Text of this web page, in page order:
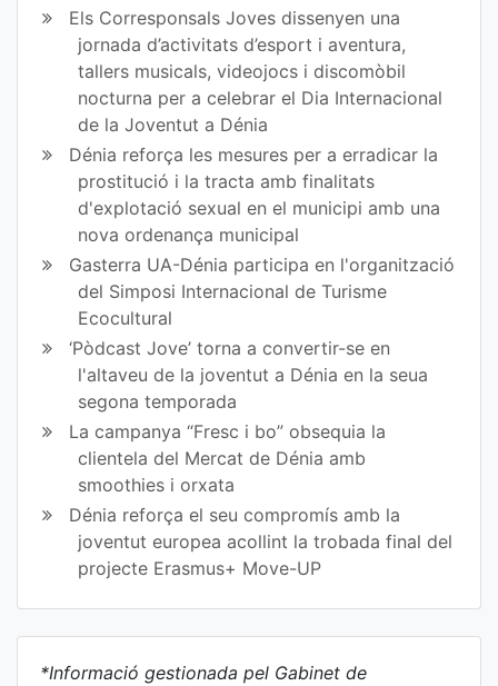
Els Corresponsals Joves dissenyen una
jornada d’activitats d’esport i aventura,
tallers musicals, videojocs i discomòbil
nocturna per a celebrar el Dia Internacional
de la Joventut a Dénia
Dénia reforça les mesures per a erradicar la
prostitució i la tracta amb finalitats
d'explotació sexual en el municipi amb una
nova ordenança municipal
Gasterra UA-Dénia participa en l'organització
del Simposi Internacional de Turisme
Ecocultural
‘Pòdcast Jove’ torna a convertir-se en
l'altaveu de la joventut a Dénia en la seua
segona temporada
La campanya “Fresc i bo” obsequia la
clientela del Mercat de Dénia amb
smoothies i orxata
Dénia reforça el seu compromís amb la
joventut europea acollint la trobada final del
projecte Erasmus+ Move-UP
*Informació gestionada pel Gabinet de